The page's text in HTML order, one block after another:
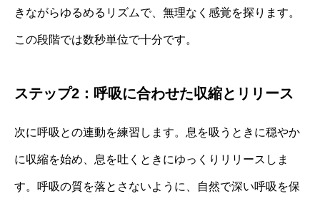
きながらゆるめるリズムで、無理なく感覚を探ります。
この段階では数秒単位で十分です。
ステップ2：呼吸に合わせた収縮とリリース
次に呼吸との連動を練習します。息を吸うときに穏やか
に収縮を始め、息を吐くときにゆっくりリリースしま
す。呼吸の質を落とさないように、自然で深い呼吸を保